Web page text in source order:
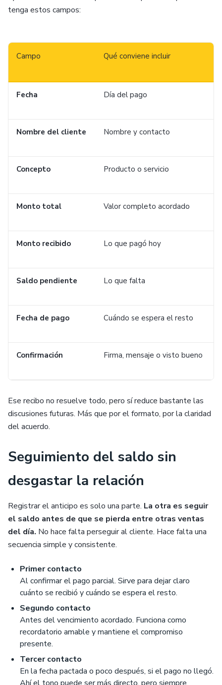
tenga estos campos:
Campo Qué conviene incluir
Fecha Día del pago
Nombre del cliente Nombre y contacto
Concepto Producto o servicio
Monto total Valor completo acordado
Monto recibido Lo que pagó hoy
Saldo pendiente Lo que falta
Fecha de pago Cuándo se espera el resto
Confirmación Firma, mensaje o visto bueno
Ese recibo no resuelve todo, pero sí reduce bastante las
discusiones futuras. Más que por el formato, por la claridad
del acuerdo.
Seguimiento del saldo sin
desgastar la relación
Registrar el anticipo es solo una parte. La otra es seguir
el saldo antes de que se pierda entre otras ventas
del día. No hace falta perseguir al cliente. Hace falta una
secuencia simple y consistente.
Primer contacto
Al confirmar el pago parcial. Sirve para dejar claro
cuánto se recibió y cuándo se espera el resto.
Segundo contacto
Antes del vencimiento acordado. Funciona como
recordatorio amable y mantiene el compromiso
presente.
Tercer contacto
En la fecha pactada o poco después, si el pago no llegó.